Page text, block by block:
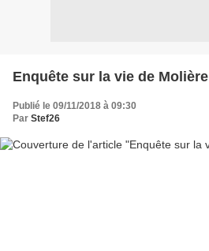
Enquête sur la vie de Molière
Publié le 09/11/2018 à 09:30
Par Stef26